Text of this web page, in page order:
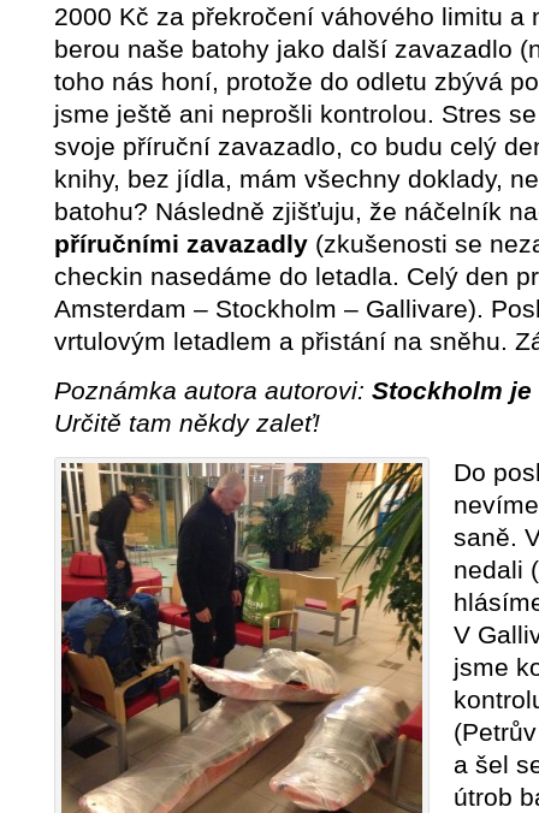
2000 Kč za překročení váhového limitu a
berou naše batohy jako další zavazadlo
toho nás honí, protože do odletu zbývá
jsme ještě ani neprošli kontrolou. Stres
svoje příruční zavazadlo, co budu celý
knihy, bez jídla, mám všechny doklady,
batohu? Následně zjišťuju, že náčelník
příručními zavazadly (zkušenosti se
checkin nasedáme do letadla. Celý den
Amsterdam – Stockholm – Gallivare).
vrtulovým letadlem a přistání na sněhu.
Poznámka autora autorovi: Stockholm je
Určitě tam někdy zaleť!
Do
saně.
nedali
V
jsme
a šel
útrob